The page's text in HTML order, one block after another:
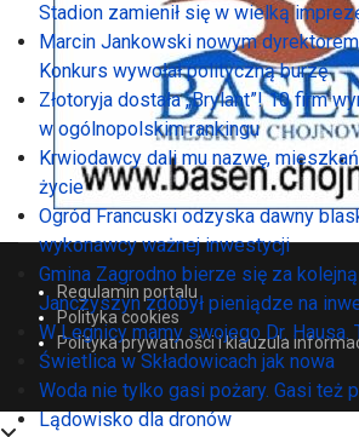
Regulamin portalu
Polityka cookies
Polityka prywatności i klauzula
Stadion zamienił się w wielką
Marcin Jankowski nowym
Konkurs wywołał polityczną burzę
Złotoryja dostała „Brylant”! 10 firm
w ogólnopolskim rankingu
Krwiodawcy dali mu nazwę,
życie
Ogród Francuski odzyska dawny
wykonawcy ważnej inwestycji
Gmina Zagrodno bierze się za
Janczyszyn zdobył pieniądze na
W Legnicy mamy swojego Dr. Hausa.
Świetlica w Składowicach jak nowa
Woda nie tylko gasi pożary. Gasi też
Lądowisko dla dronów